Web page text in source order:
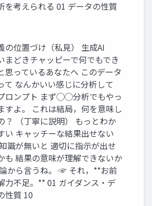
を考えられる 01 データの性質
の位置づけ（私見） 生成AI
どきチャッピーで何でもでき
思っているあなたへ このデータ
て なんかいい感じに分析して
ロンプト まず◯◯分析でもやっ
すよ。 これは結局，何を意味し
？ （丁寧に説明） もっとわか
い キャッチーな結果出せない
識が無いと 適切に指示が出せ
も 結果の意味が理解できないか
から言うね。 ☞ それ，**お前
力不足。** 01 ガイダンス・デ
性質 10